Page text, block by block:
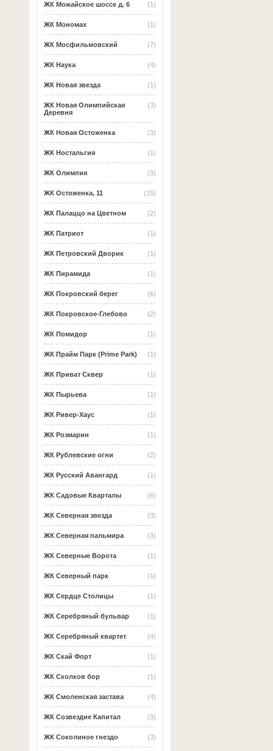
(1)
ЖК Можайское шоссе д. 6
(1)
ЖК Мономах
(7)
ЖК Мосфильмовский
(4)
ЖК Наука
(1)
ЖК Новая звезда
(3)
ЖК Новая Олимпийская
Деревня
(3)
ЖК Новая Остоженка
(1)
ЖК Ностальгия
(3)
ЖК Олимпия
(15)
ЖК Остоженка, 11
(2)
ЖК Палаццо на Цветном
(1)
ЖК Патриот
(1)
ЖК Петровский Дворик
(1)
ЖК Пирамида
(6)
ЖК Покровский берег
(2)
ЖК Покровское-Глебово
(1)
ЖК Помидор
(1)
ЖК Прайм Парк (Prime Park)
(1)
ЖК Приват Сквер
(1)
ЖК Пырьева
(1)
ЖК Ривер-Хаус
(1)
ЖК Розмарин
(2)
ЖК Рублевские огни
(1)
ЖК Русский Авангард
(6)
ЖК Садовые Кварталы
(3)
ЖК Северная звезда
(3)
ЖК Северная пальмира
(1)
ЖК Северные Ворота
(1)
ЖК Северный парк
(1)
ЖК Сердце Столицы
(1)
ЖК Серебряный бульвар
(4)
ЖК Серебряный квартет
(1)
ЖК Скай Форт
(1)
ЖК Сколков бор
(4)
ЖК Смоленская застава
(3)
ЖК Созвездие Капитал
(3)
ЖК Соколиное гнездо